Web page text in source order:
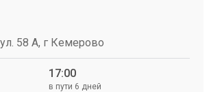
58 А, г Кемерово
17:00
в пути 6 дней